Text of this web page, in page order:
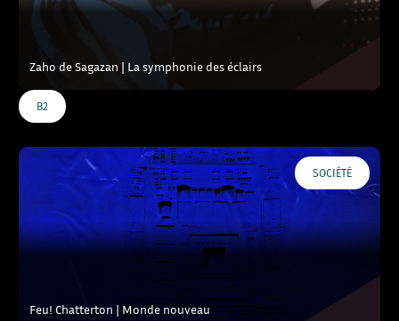
Zaho de Sagazan | La symphonie des éclairs
B2
SOCIÉTÉ
Feu! Chatterton | Monde nouveau